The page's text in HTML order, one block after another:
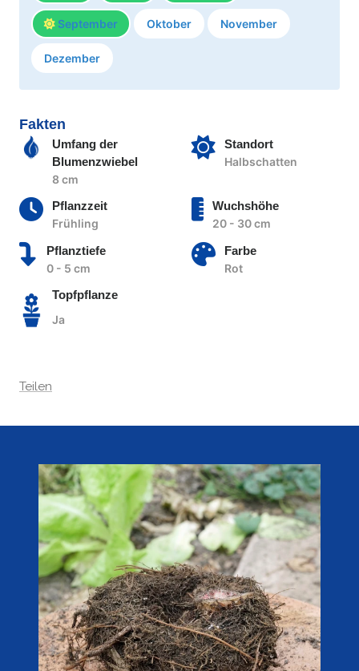
September Oktober November
Dezember
Fakten
Umfang der
Blumenzwiebel
8 cm
Standort
Halbschatten
Pflanzzeit
Frühling
Wuchshöhe
20 - 30 cm
Pflanztiefe
0 - 5 cm
Farbe
Rot
Topfpflanze
Ja
Teilen